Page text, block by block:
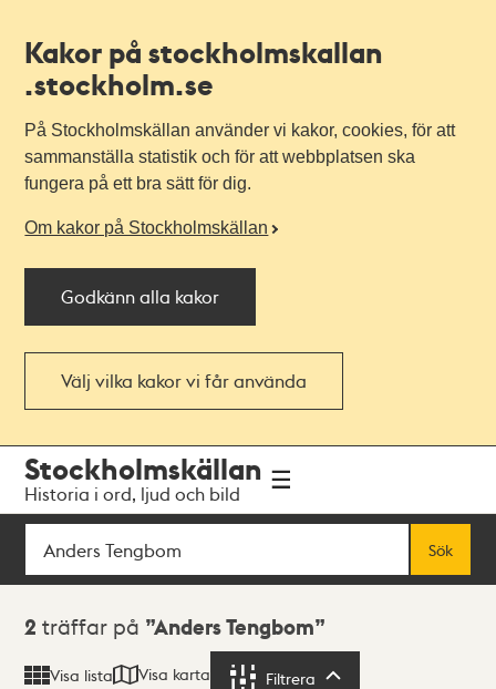
Kakor på stockholmskallan
.stockholm.se
På Stockholmskällan använder vi kakor, cookies, för att
sammanställa statistik och för att webbplatsen ska
fungera på ett bra sätt för dig.
Om kakor på Stockholmskällan
Godkänn alla kakor
Välj vilka kakor vi får använda
navigationen
huvudinnehållet
Stockholmskällan
Historia i ord, ljud och bild
Sök
Sök
Sökresultat
2 träffar på Anders Tengbom
Visa lista Visa karta Filtrera